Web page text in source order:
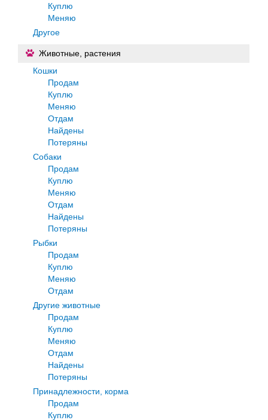
Куплю
Меняю
Другое
Животные, растения
Кошки
Продам
Куплю
Меняю
Отдам
Найдены
Потеряны
Собаки
Продам
Куплю
Меняю
Отдам
Найдены
Потеряны
Рыбки
Продам
Куплю
Меняю
Отдам
Другие животные
Продам
Куплю
Меняю
Отдам
Найдены
Потеряны
Принадлежности, корма
Продам
Куплю